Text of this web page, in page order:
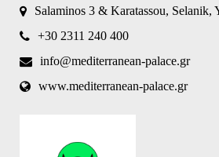
whether or
not you are
visitor and
automated
Salaminos 3 & Karatassou, Selanik,
+30 2311 240 400
info@mediterranean-palace.gr
www.mediterranean-palace.gr